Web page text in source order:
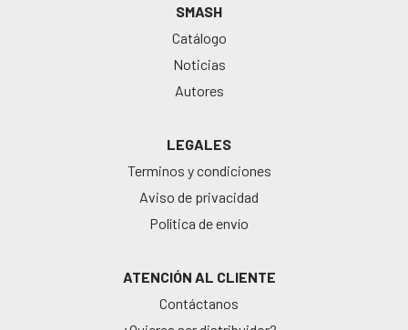
SMASH
Catálogo
Noticias
Autores
LEGALES
Terminos y condiciones
Aviso de privacidad
Política de envío
ATENCIÓN AL CLIENTE
Contáctanos